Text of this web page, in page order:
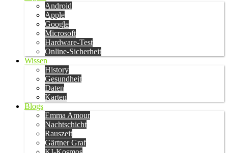
Android
Apple
Google
Microsoft
Hardware-Test
Online-Sicherheit
Wissen
History
Gesundheit
Daten
Karten
Blogs
Emma Amour
Nachtschicht
Rauszeit
Gärtner Graf